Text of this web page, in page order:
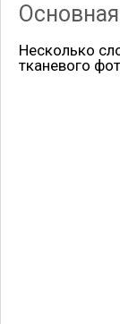
Несколько
тканевого